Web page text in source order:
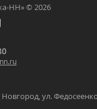
НН» © 2026
ул.